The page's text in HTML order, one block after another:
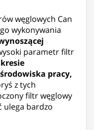
węglowych Can
wykonywania
parametr filtr
pracy,
z tych
filtr węglowy
ulega bardzo